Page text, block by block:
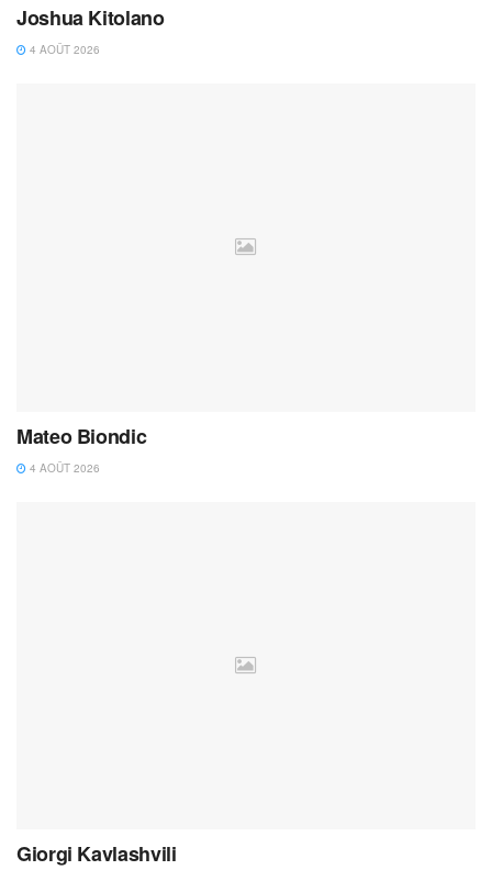
Joshua Kitolano
4 AOÛT 2026
Mateo Biondic
4 AOÛT 2026
Giorgi Kavlashvili